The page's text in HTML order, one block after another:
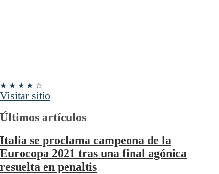
★ ★ ★ ★ ☆
Visitar sitio
Últimos artículos
Italia se proclama campeona de la
Eurocopa 2021 tras una final agónica
resuelta en penaltis